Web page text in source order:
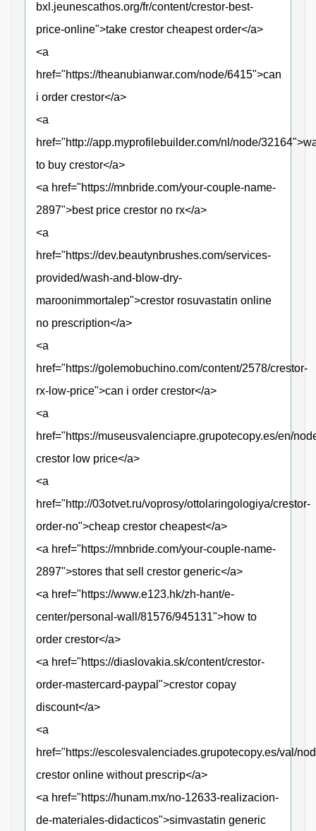
bxl.jeunescathos.org/fr/content/crestor-best-
price-online">take crestor cheapest order</a>
<a
href="https://theanubianwar.com/node/6415">can
i order crestor</a>
<a
href="http://app.myprofilebuilder.com/nl/node/
to buy crestor</a>
<a href="https://mnbride.com/your-couple-name-
2897">best price crestor no rx</a>
<a
href="https://dev.beautynbrushes.com/services-
provided/wash-and-blow-dry-
maroonimmortalep">crestor rosuvastatin online
no prescription</a>
<a
href="https://golemobuchino.com/content/2578/crestor-
rx-low-price">can i order crestor</a>
<a
href="https://museusvalenciapre.grupotecopy.es/en/
crestor low price</a>
<a
href="http://03otvet.ru/voprosy/ottolaringologiya/crestor-
order-no">cheap crestor cheapest</a>
<a href="https://mnbride.com/your-couple-name-
2897">stores that sell crestor generic</a>
<a href="https://www.e123.hk/zh-hant/e-
center/personal-wall/81576/945131">how to
order crestor</a>
<a href="https://diaslovakia.sk/content/crestor-
order-mastercard-paypal">crestor copay
discount</a>
<a
href="https://escolesvalenciades.grupotecopy.es/val/
crestor online without prescrip</a>
<a href="https://hunam.mx/no-12633-realizacion-
de-materiales-didacticos">simvastatin generic